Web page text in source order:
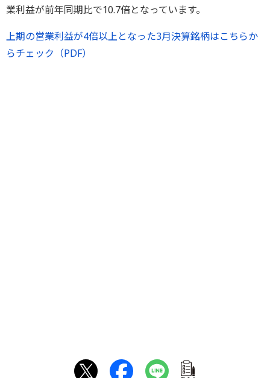
業利益が前年同期比で10.7倍となっています。
上期の営業利益が4倍以上となった3月決算銘柄はこちらか
らチェック（PDF）